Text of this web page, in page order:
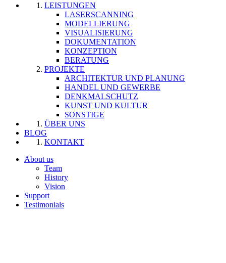
LEISTUNGEN
LASERSCANNING
MODELLIERUNG
VISUALISIERUNG
DOKUMENTATION
KONZEPTION
BERATUNG
PROJEKTE
ARCHITEKTUR UND PLANUNG
HANDEL UND GEWERBE
DENKMALSCHUTZ
KUNST UND KULTUR
SONSTIGE
ÜBER UNS
BLOG
KONTAKT
About us
Team
History
Vision
Support
Testimonials